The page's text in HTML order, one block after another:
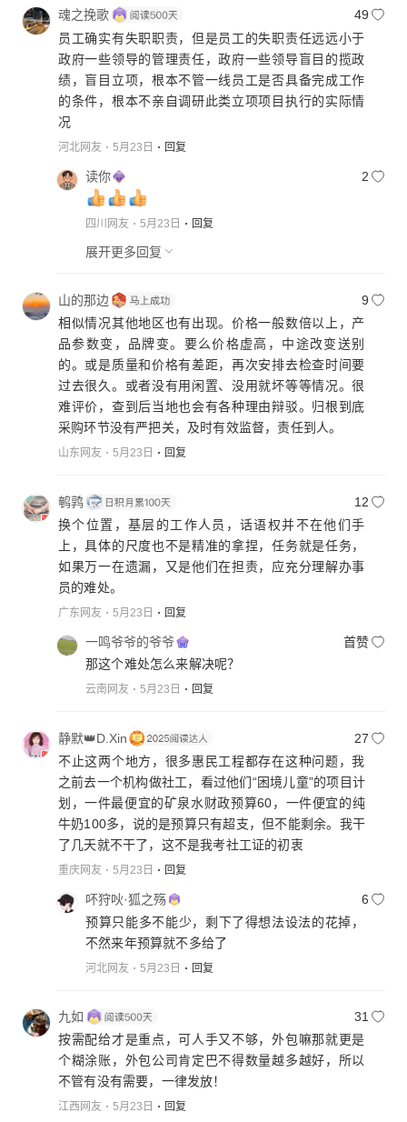
魂之挽歌
49
员工确实有失职职责，但是员工的失职责任远远小于
政府一些领导的管理责任，政府一些领导盲目的揽政
绩，盲目立项，根本不管一线员工是否具备完成工作
的条件，根本不亲自调研此类立项项目执行的实际情
况
河北网友 5月23日 回复
读你 2
四川网友 5月23日 回复
展开更多回复
山的那边
9
相似情况其他地区也有出现。价格一般数倍以上，产
品参数变，品牌变。要么价格虚高，中途改变送别
的。或是质量和价格有差距，再次安排去检查时间要
过去很久。或者没有用闲置、没用就坏等等情况。很
难评价，查到后当地也会有各种理由辩驳。归根到底
山东网友 5月23日 回复
鹌鹑
12
换个位置，基层的工作人员，话语权并不在他们手
上，具体的尺度也不是精准的拿捏，任务就是任务，
如果万一在遗漏，又是他们在担责，应充分理解办事
员的难处。
广东网友 5月23日 回复
一鸣爷爷的爷爷
首赞
那这个难处怎么来解决呢？
云南网友 5月23日 回复
静默👑D.Xin
27
不止这两个地方，很多惠民工程都存在这种问题，我
之前去一个机构做社工，看过他们“困境儿童”的项目计
划，一件最便宜的矿泉水财政预算60，一件便宜的纯
牛奶100多，说的是预算只有超支，但不能剩余。我干
了几天就不干了，这不是我考社工证的初衷
重庆网友 5月23日 回复
吥狩吙·狐之殇
6
预算只能多不能少，剩下了得想法设法的花掉，
不然来年预算就不多给了
河北网友 5月23日 回复
九如
31
按需配给才是重点，可人手又不够，外包嘛那就更是
个糊涂账，外包公司肯定巴不得数量越多越好，所以
不管有没有需要，一律发放！
江西网友 5月23日 回复